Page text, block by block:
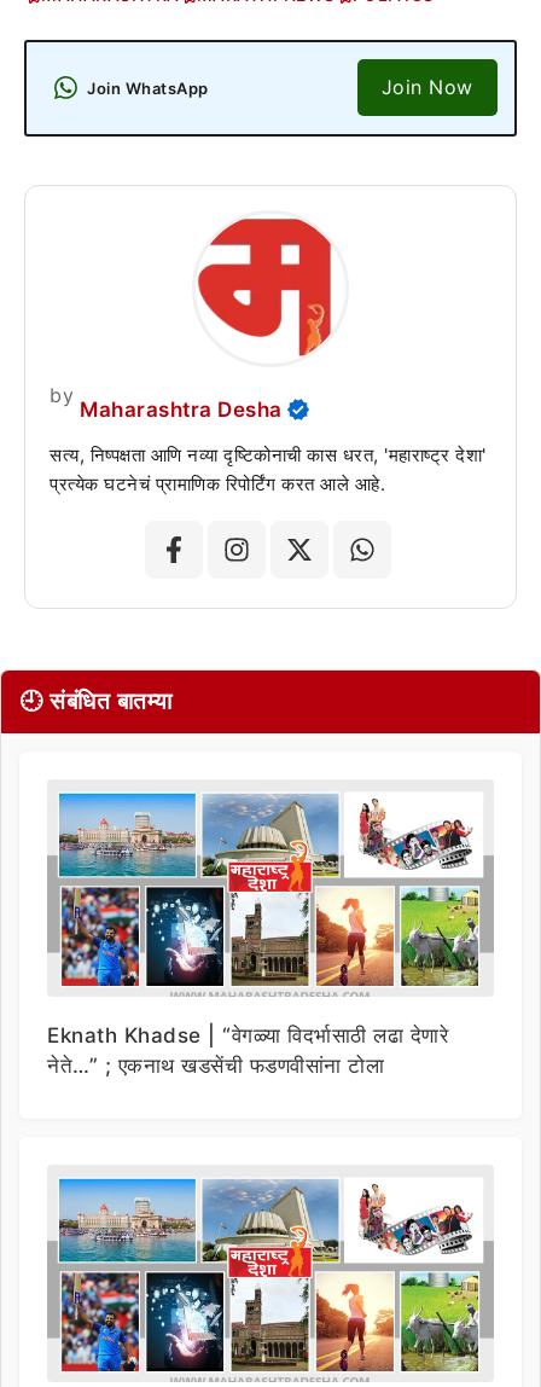
Join WhatsApp Join Now
by
Maharashtra Desha
सत्य, निष्पक्षता आणि नव्या दृष्टिकोनाची कास धरत, 'महाराष्ट्र देशा'
प्रत्येक घटनेचं प्रामाणिक रिपोर्टिंग करत आले आहे.
🕘 संबंधित बातम्या
Eknath Khadse | “वेगळ्या विदर्भासाठी लढा देणारे
नेते…” ; एकनाथ खडसेंची फडणवीसांना टोला